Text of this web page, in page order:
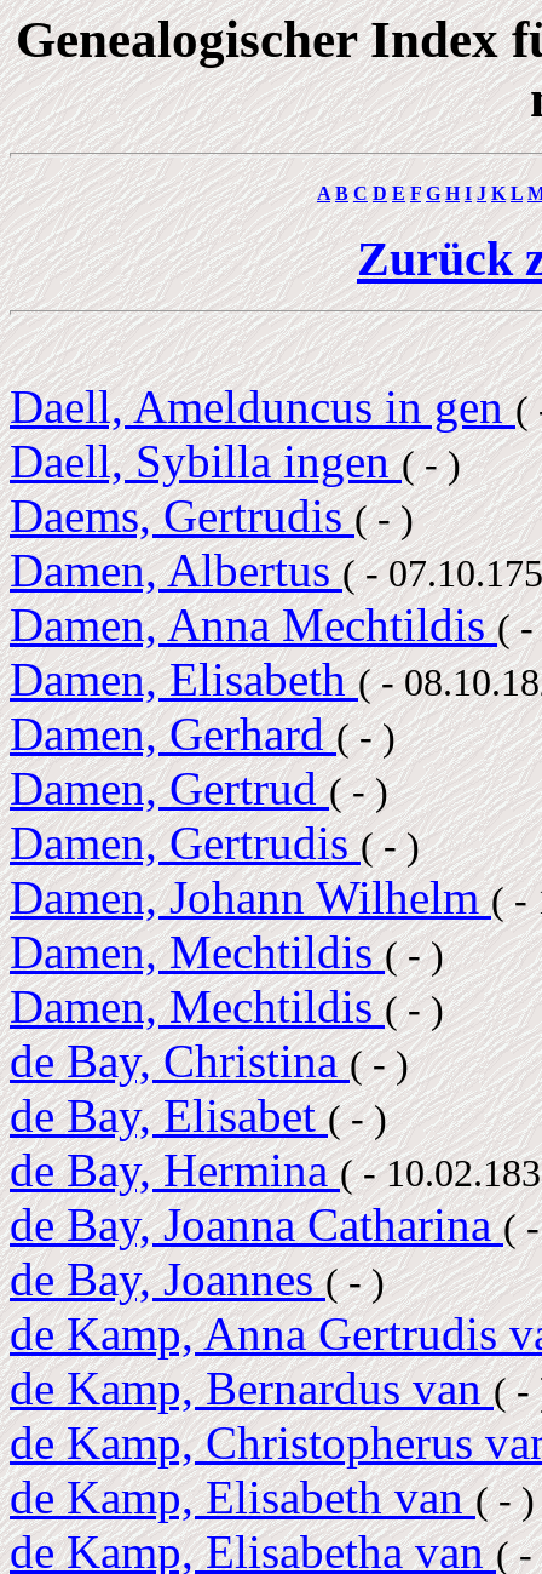
Genealogischer Index
A B C D E F G H I J K L
Zurück
Daell, Amelduncus in gen(
Daell, Sybilla ingen( - )
Daems, Gertrudis( - )
Damen, Albertus( -
Damen, Anna Mechtildis( -
Damen, Elisabeth( -
Damen, Gerhard( - )
Damen, Gertrud( - )
Damen, Gertrudis( - )
Damen, Johann Wilhelm( -
Damen, Mechtildis( - )
Damen, Mechtildis( - )
de Bay, Christina( - )
de Bay, Elisabet( - )
de Bay, Hermina( -
de Bay, Joanna Catharina(
de Bay, Joannes( - )
de Kamp, Anna Gertrudis
de Kamp, Bernardus van( -
de Kamp, Christopherus
de Kamp, Elisabeth van( - )
de Kamp, Elisabetha van( -